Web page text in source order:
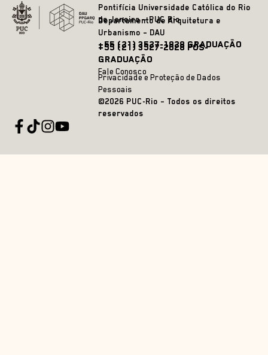
Pontifícia Universidade Católica do Rio
de Janeiro – PUC Rio
Departamento de Arquitetura e
Urbanismo – DAU
+55 (21) 3527-1828 GRADUAÇÃO
+55 (21) 3527-2628 PÓS-
GRADUAÇÃO
Fale Conosco
Privacidade e Proteção de Dados
Pessoais
©2026 PUC-Rio – Todos os direitos
reservados